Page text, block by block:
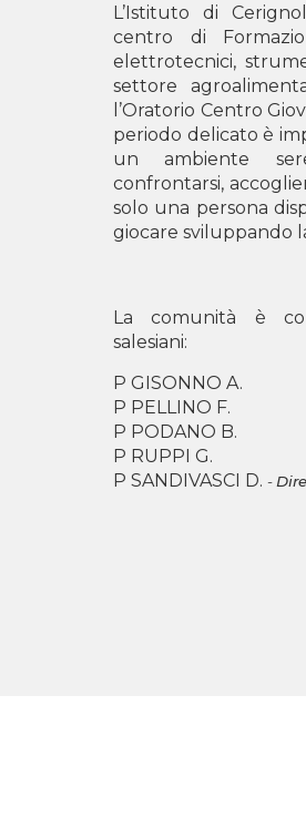
L’Istituto di
centro di
elettrotecnici,
settore
l’Oratorio Centro
periodo delicato è
un ambiente
confrontarsi,
solo una persona
giocare sviluppando
La comunità è
salesiani:
P GISONNO A.
P PELLINO F.
P PODANO B.
P RUPPI G.
P SANDIVASCI D. -